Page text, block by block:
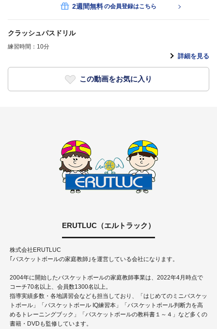
2週間無料の会員登録はこちら
クラッシュパスドリル
練習時間：10分
詳細を見る
この動画をお気に入り
ERUTLUC（エルトラック）
株式会社ERUTLUC
｢バスケットボールの家庭教師｣を運営している会社になります。
2004年に開始したバスケットボールの家庭教師事業は、2022年4月時点で
コーチ70名以上、会員数1300名以上。
指導実績多数・各地講習会なども担当しており、「はじめてのミニバスケッ
トボール」「バスケットボール IQ練習本」「バスケットボール判断力を高
めるトレーニングブック」「バスケットボールの教科書１～４」など多くの
書籍・DVDも監修しています。